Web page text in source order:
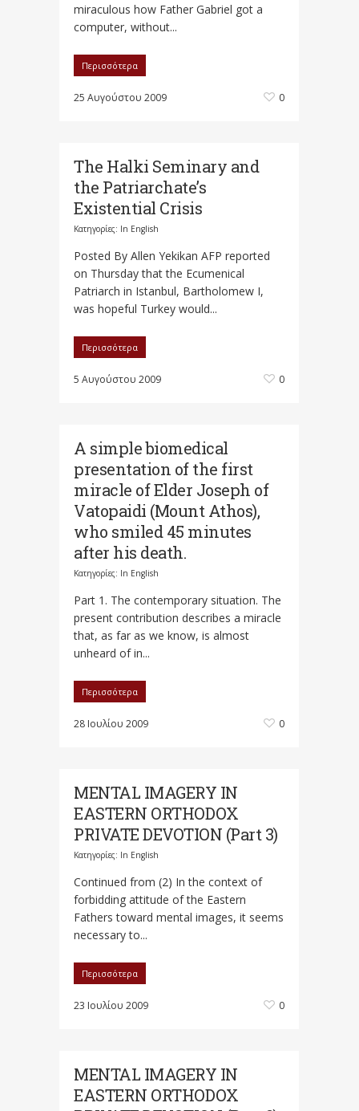
miraculous how Father Gabriel got a
computer, without...
Περισσότερα
25 Αυγούστου 2009 0
The Halki Seminary and
the Patriarchate’s
Existential Crisis
Κατηγορίες: In English
Posted By Allen Yekikan AFP reported
on Thursday that the Ecumenical
Patriarch in Istanbul, Bartholomew I,
was hopeful Turkey would...
Περισσότερα
5 Αυγούστου 2009 0
A simple biomedical
presentation of the first
miracle of Elder Joseph of
Vatopaidi (Mount Athos),
who smiled 45 minutes
after his death.
Κατηγορίες: In English
Part 1. The contemporary situation. The
present contribution describes a miracle
that, as far as we know, is almost
unheard of in...
Περισσότερα
28 Ιουλίου 2009 0
MENTAL IMAGERY IN
EASTERN ORTHODOX
PRIVATE DEVOTION (Part 3)
Κατηγορίες: In English
Continued from (2) In the context of
forbidding attitude of the Eastern
Fathers toward mental images, it seems
necessary to...
Περισσότερα
23 Ιουλίου 2009 0
MENTAL IMAGERY IN
EASTERN ORTHODOX